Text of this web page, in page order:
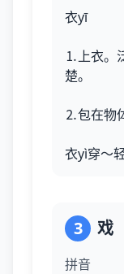
衣yī
⒈上衣。
楚。
⒉包在物
衣yì穿～
3 戏
拼音